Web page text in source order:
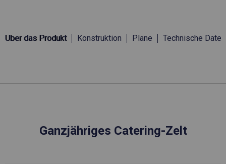
Über das Produkt Konstruktion Plane Technische Daten
Ganzjähriges Catering-Zelt